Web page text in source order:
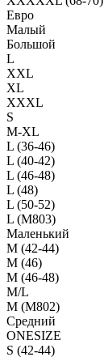
Евро
Малый
Большой
L
XXL
XL
XXXL
S
M-XL
L (36-46)
L (40-42)
L (46-48)
L (48)
L (50-52)
L (M803)
Маленький
М (42-44)
M (46)
M (46-48)
M/L
M (M802)
Средний
ONESIZE
S (42-44)